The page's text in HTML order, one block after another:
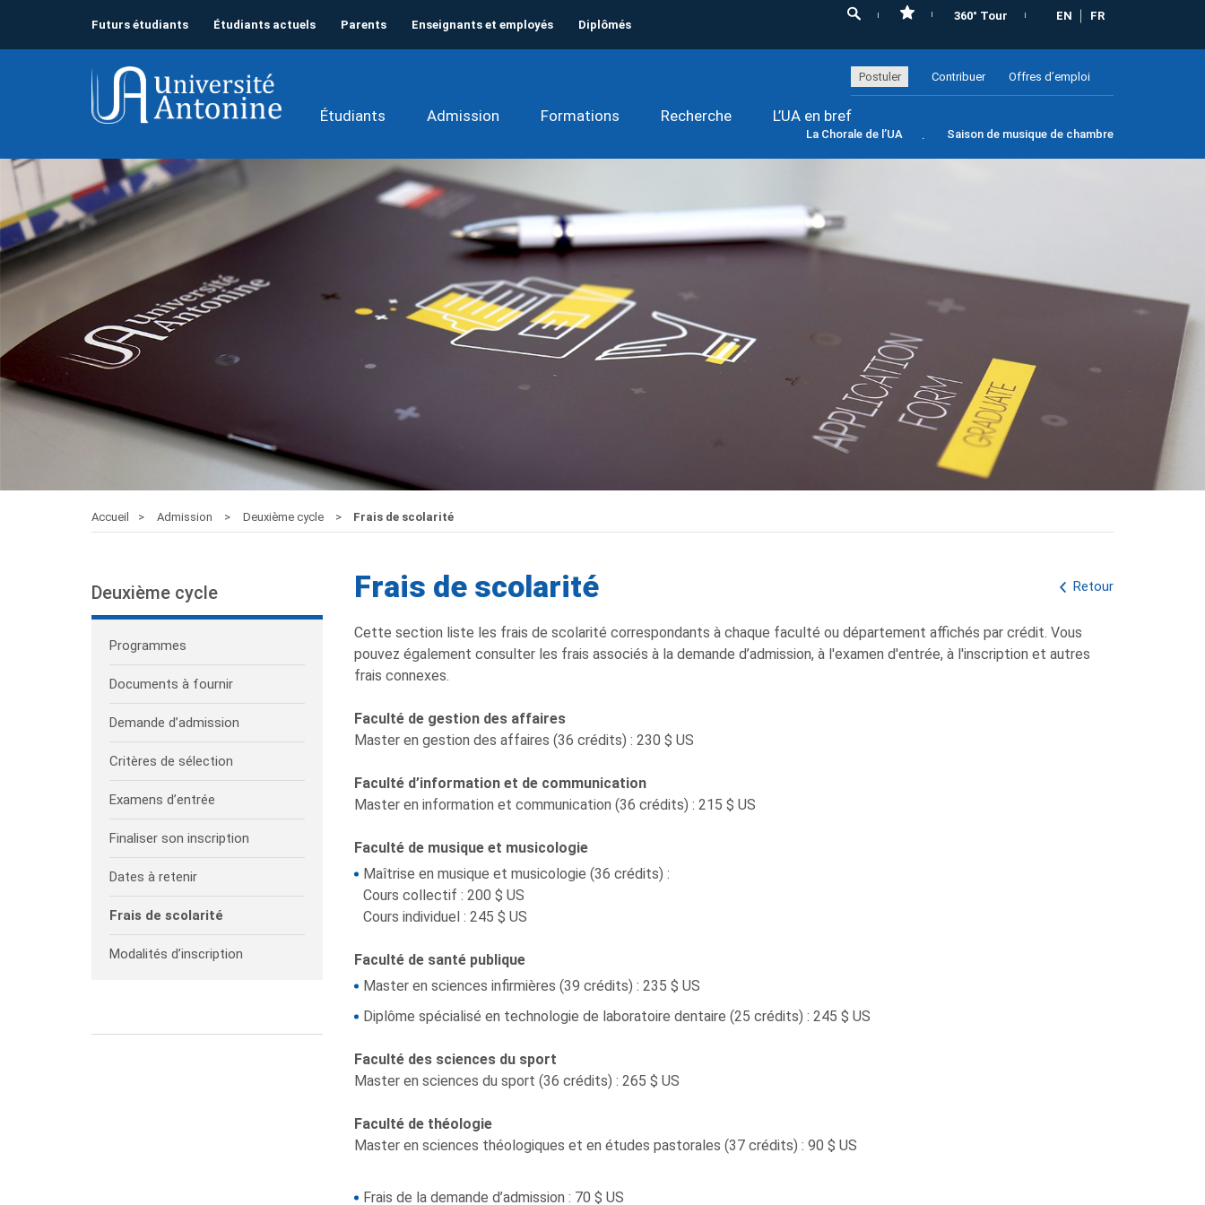
Futurs étudiants Étudiants actuels Parents Enseignants et employés Diplômés
360° Tour EN FR
Postuler Contribuer Offres d’emploi
Étudiants Admission Formations Recherche L’UA en bref
La Chorale de l’UA Saison de musique de chambre
Accueil Admission Deuxième cycle Frais de scolarité
Deuxième cycle
Programmes
Documents à fournir
Demande d’admission
Critères de sélection
Examens d’entrée
Finaliser son inscription
Dates à retenir
Frais de scolarité
Modalités d’inscription
Retour
Frais de scolarité
Cette section liste les frais de scolarité correspondants à chaque faculté ou département affichés par crédit. Vous
pouvez également consulter les frais associés à la demande d’admission, à l'examen d'entrée, à l'inscription et autres
frais connexes.
Faculté de gestion des affaires
Master en gestion des affaires (36 crédits) : 230 $ US
Faculté d’information et de communication
Master en information et communication (36 crédits) : 215 $ US
Faculté de musique et musicologie
Maîtrise en musique et musicologie (36 crédits) :
Cours collectif : 200 $ US
Cours individuel : 245 $ US
Faculté de santé publique
Master en sciences infirmières (39 crédits) : 235 $ US
Diplôme spécialisé en technologie de laboratoire dentaire (25 crédits) : 245 $ US
Faculté des sciences du sport
Master en sciences du sport (36 crédits) : 265 $ US
Faculté de théologie
Master en sciences théologiques et en études pastorales (37 crédits) : 90 $ US
Frais de la demande d’admission : 70 $ US